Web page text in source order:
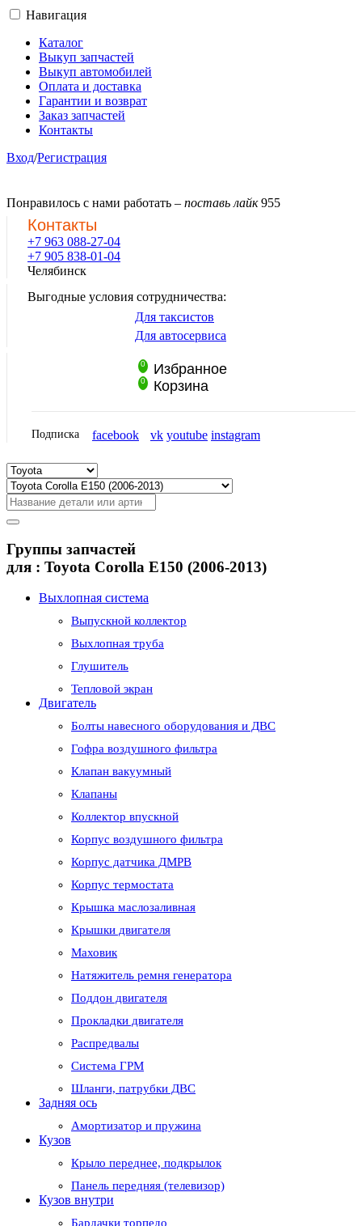
Навигация
Каталог
Выкуп запчастей
Выкуп автомобилей
Оплата и доставка
Гарантии и возврат
Заказ запчастей
Контакты
Вход/Регистрация
Понравилось с нами работать – поставь лайк 955
Контакты
+7 963 088-27-04
+7 905 838-01-04
Челябинск
Выгодные условия сотрудничества:
Для таксистов
Для автосервиса
0 Избранное
0 Корзина
Подписка facebook vk youtube instagram
Группы запчастей
для : Toyota Corolla E150 (2006-2013)
Выхлопная система
Выпускной коллектор
Выхлопная труба
Глушитель
Тепловой экран
Двигатель
Болты навесного оборудования и ДВС
Гофра воздушного фильтра
Клапан вакуумный
Клапаны
Коллектор впускной
Корпус воздушного фильтра
Корпус датчика ДМРВ
Корпус термостата
Крышка маслозаливная
Крышки двигателя
Маховик
Натяжитель ремня генератора
Поддон двигателя
Прокладки двигателя
Распредвалы
Система ГРМ
Шланги, патрубки ДВС
Задняя ось
Амортизатор и пружина
Кузов
Крыло переднее, подкрылок
Панель передняя (телевизор)
Кузов внутри
Бардачки торпедо